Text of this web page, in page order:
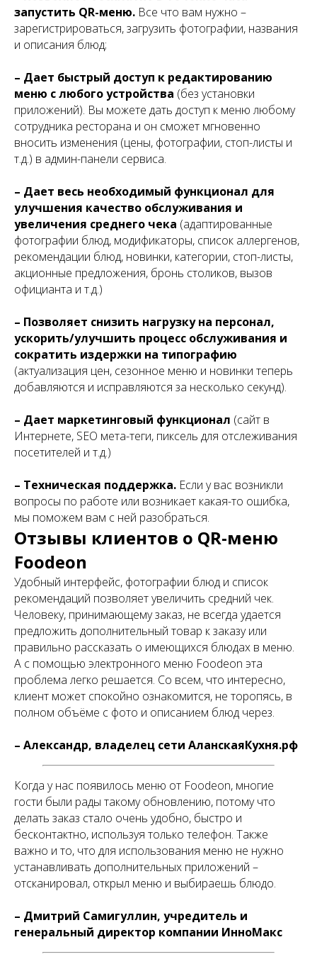
запустить QR-меню. Все что вам нужно –
зарегистрироваться, загрузить фотографии, названия
и описания блюд;
– Дает быстрый доступ к редактированию
меню с любого устройства (без установки
приложений). Вы можете дать доступ к меню любому
сотрудника ресторана и он сможет мгновенно
вносить изменения (цены, фотографии, стоп-листы и
т.д.) в админ-панели сервиса.
– Дает весь необходимый функционал для
улучшения качество обслуживания и
увеличения среднего чека (адаптированные
фотографии блюд, модификаторы, список аллергенов,
рекомендации блюд, новинки, категории, стоп-листы,
акционные предложения, бронь столиков, вызов
официанта и т.д.)
– Позволяет снизить нагрузку на персонал,
ускорить/улучшить процесс обслуживания и
сократить издержки на типографию
(актуализация цен, сезонное меню и новинки теперь
добавляются и исправляются за несколько секунд).
– Дает маркетинговый функционал (сайт в
Интернете, SEO мета-теги, пиксель для отслеживания
посетителей и т.д.)
– Техническая поддержка. Если у вас возникли
вопросы по работе или возникает какая-то ошибка,
мы поможем вам с ней разобраться.
Отзывы клиентов о QR-меню
Foodeon
Удобный интерфейс, фотографии блюд и список
рекомендаций позволяет увеличить средний чек.
Человеку, принимающему заказ, не всегда удается
предложить дополнительный товар к заказу или
правильно рассказать о имеющихся блюдах в меню.
А с помощью электронного меню Foodeon эта
проблема легко решается. Со всем, что интересно,
клиент может спокойно ознакомится, не торопясь, в
полном объёме с фото и описанием блюд через.
– Александр, владелец сети АланскаяКухня.рф
Когда у нас появилось меню от Foodeon, многие
гости были рады такому обновлению, потому что
делать заказ стало очень удобно, быстро и
бесконтактно, используя только телефон. Также
важно и то, что для использования меню не нужно
устанавливать дополнительных приложений –
отсканировал, открыл меню и выбираешь блюдо.
– Дмитрий Самигуллин, учредитель и
генеральный директор компании ИнноМакс